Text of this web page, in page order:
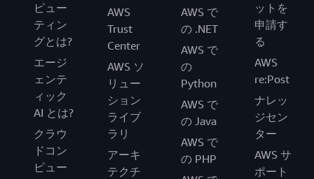
ピュー
ティン
グとは?
エージ
ェンテ
ィック
AI とは?
クラウ
ドコン
ピュー
AWS
Trust
Center
AWS ソ
リュー
ション
ライブ
ラリ
アーキ
テクチ
AWS で
の .NET
AWS で
の
Python
AWS で
の Java
AWS で
の PHP
ットを
申請す
る
AWS
re:Post
ナレッ
ジセン
ター
AWS サ
ポート